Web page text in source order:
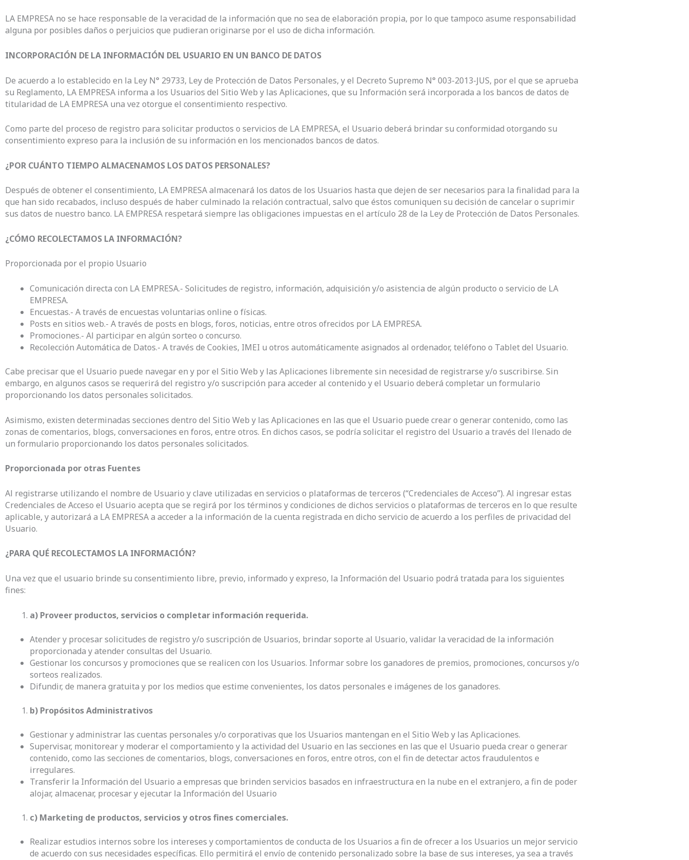
LA EMPRESA no se hace responsable de la veracidad de la información que no sea de elaboración propia, por lo que tampoco asume responsabilidad
alguna por posibles daños o perjuicios que pudieran originarse por el uso de dicha información.
INCORPORACIÓN DE LA INFORMACIÓN DEL USUARIO EN UN BANCO DE DATOS
De acuerdo a lo establecido en la Ley N° 29733, Ley de Protección de Datos Personales, y el Decreto Supremo N° 003-2013-JUS, por el que se aprueba
su Reglamento, LA EMPRESA informa a los Usuarios del Sitio Web y las Aplicaciones, que su Información será incorporada a los bancos de datos de
titularidad de LA EMPRESA una vez otorgue el consentimiento respectivo.
Como parte del proceso de registro para solicitar productos o servicios de LA EMPRESA, el Usuario deberá brindar su conformidad otorgando su
consentimiento expreso para la inclusión de su información en los mencionados bancos de datos.
¿POR CUÁNTO TIEMPO ALMACENAMOS LOS DATOS PERSONALES?
Después de obtener el consentimiento, LA EMPRESA almacenará los datos de los Usuarios hasta que dejen de ser necesarios para la finalidad para la
que han sido recabados, incluso después de haber culminado la relación contractual, salvo que éstos comuniquen su decisión de cancelar o suprimir
sus datos de nuestro banco. LA EMPRESA respetará siempre las obligaciones impuestas en el artículo 28 de la Ley de Protección de Datos Personales.
¿CÓMO RECOLECTAMOS LA INFORMACIÓN?
Proporcionada por el propio Usuario
Comunicación directa con LA EMPRESA.- Solicitudes de registro, información, adquisición y/o asistencia de algún producto o servicio de LA
EMPRESA.
Encuestas.- A través de encuestas voluntarias online o físicas.
Posts en sitios web.- A través de posts en blogs, foros, noticias, entre otros ofrecidos por LA EMPRESA.
Promociones.- Al participar en algún sorteo o concurso.
Recolección Automática de Datos.- A través de Cookies, IMEI u otros automáticamente asignados al ordenador, teléfono o Tablet del Usuario.
Cabe precisar que el Usuario puede navegar en y por el Sitio Web y las Aplicaciones libremente sin necesidad de registrarse y/o suscribirse. Sin
embargo, en algunos casos se requerirá del registro y/o suscripción para acceder al contenido y el Usuario deberá completar un formulario
proporcionando los datos personales solicitados.
Asimismo, existen determinadas secciones dentro del Sitio Web y las Aplicaciones en las que el Usuario puede crear o generar contenido, como las
zonas de comentarios, blogs, conversaciones en foros, entre otros. En dichos casos, se podría solicitar el registro del Usuario a través del llenado de
un formulario proporcionando los datos personales solicitados.
Proporcionada por otras Fuentes
Al registrarse utilizando el nombre de Usuario y clave utilizadas en servicios o plataformas de terceros (“Credenciales de Acceso”). Al ingresar estas
Credenciales de Acceso el Usuario acepta que se regirá por los términos y condiciones de dichos servicios o plataformas de terceros en lo que resulte
aplicable, y autorizará a LA EMPRESA a acceder a la información de la cuenta registrada en dicho servicio de acuerdo a los perfiles de privacidad del
Usuario.
¿PARA QUÉ RECOLECTAMOS LA INFORMACIÓN?
Una vez que el usuario brinde su consentimiento libre, previo, informado y expreso, la Información del Usuario podrá tratada para los siguientes
fines:
a) Proveer productos, servicios o completar información requerida.
Atender y procesar solicitudes de registro y/o suscripción de Usuarios, brindar soporte al Usuario, validar la veracidad de la información
proporcionada y atender consultas del Usuario.
Gestionar los concursos y promociones que se realicen con los Usuarios. Informar sobre los ganadores de premios, promociones, concursos y/o
sorteos realizados.
Difundir, de manera gratuita y por los medios que estime convenientes, los datos personales e imágenes de los ganadores.
b) Propósitos Administrativos
Gestionar y administrar las cuentas personales y/o corporativas que los Usuarios mantengan en el Sitio Web y las Aplicaciones.
Supervisar, monitorear y moderar el comportamiento y la actividad del Usuario en las secciones en las que el Usuario pueda crear o generar
contenido, como las secciones de comentarios, blogs, conversaciones en foros, entre otros, con el fin de detectar actos fraudulentos e
irregulares.
Transferir la Información del Usuario a empresas que brinden servicios basados en infraestructura en la nube en el extranjero, a fin de poder
alojar, almacenar, procesar y ejecutar la Información del Usuario
c) Marketing de productos, servicios y otros fines comerciales.
Realizar estudios internos sobre los intereses y comportamientos de conducta de los Usuarios a fin de ofrecer a los Usuarios un mejor servicio
de acuerdo con sus necesidades específicas. Ello permitirá el envío de contenido personalizado sobre la base de sus intereses, ya sea a través